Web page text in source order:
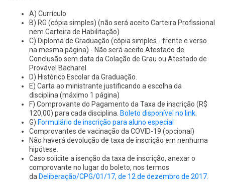
A) Currículo
B) RG (cópia simples) (não será aceito Carteira Profissional
nem Carteira de Habilitação)
C) Diploma de Graduação (cópia simples - frente e verso
na mesma página) - Não será aceito Atestado de
Conclusão sem data da Colação de Grau ou Atestado de
Provável Bacharel
D) Histórico Escolar da Graduação.
E) Carta ao ministrante justificando a escolha da
disciplina (máximo 1 página)
F) Comprovante do Pagamento da Taxa de inscrição (R$
120,00) para cada disciplina. Boleto disponível no link.
G) Formulário de inscrição para aluno especial
Comprovantes de vacinação da COVID-19 (opcional)
Não haverá devolução de taxa de inscrição em nenhuma
hipótese.
Caso solicite a isenção da taxa de inscrição, anexar o
comprovante no lugar do boleto, nos termos
da Deliberação/CPG/01/17, de 12 de dezembro de 2017.